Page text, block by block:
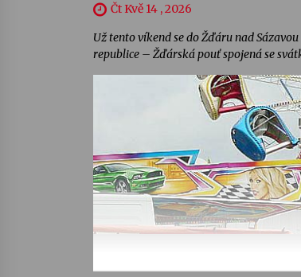
Čt Kvě 14 , 2026
Už tento víkend se do Žďáru nad
republice – Žďárská pouť spojená se